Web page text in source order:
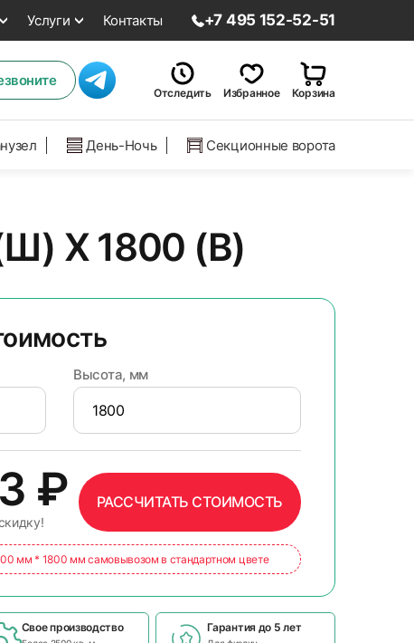
Услуги Контакты +7 495 152-52-51
Отследить Избранное Корзина
День-Ночь Секционные ворота
Х 1800 (В)
Высота, мм
₽ РАССЧИТАТЬ СТОИМОСТЬ
мм * 1800 мм самовывозом в стандартном цвете
Свое производство Гарантия до 5 лет